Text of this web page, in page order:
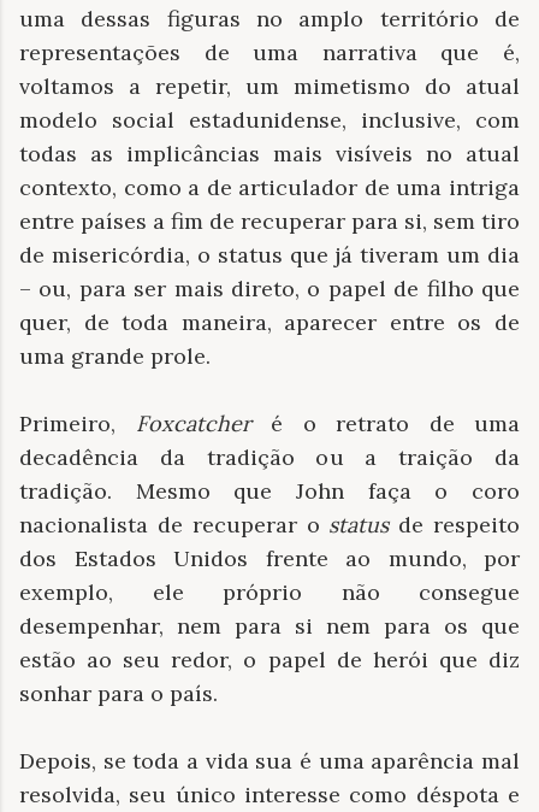
uma dessas figuras no amplo território de
representações de uma narrativa que é,
voltamos a repetir, um mimetismo do atual
modelo social estadunidense, inclusive, com
todas as implicâncias mais visíveis no atual
contexto, como a de articulador de uma intriga
entre países a fim de recuperar para si, sem tiro
de misericórdia, o status que já tiveram um dia
– ou, para ser mais direto, o papel de filho que
quer, de toda maneira, aparecer entre os de
uma grande prole.
Primeiro, Foxcatcheré o retrato de uma
decadência da tradição ou a traição da
tradição. Mesmo que John faça o coro
nacionalista de recuperar o status de respeito
dos Estados Unidos frente ao mundo, por
exemplo, ele próprio não consegue
desempenhar, nem para si nem para os que
estão ao seu redor, o papel de herói que diz
sonhar para o país.
Depois, se toda a vida sua é uma aparência mal
resolvida, seu único interesse como déspota e